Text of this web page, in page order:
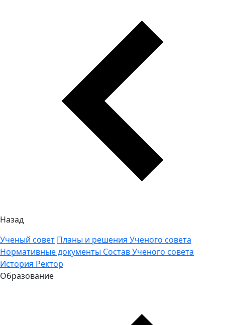
Назад
Ученый совет Планы и решения Ученого совета
Нормативные документы Состав Ученого совета
История Ректор
Образование